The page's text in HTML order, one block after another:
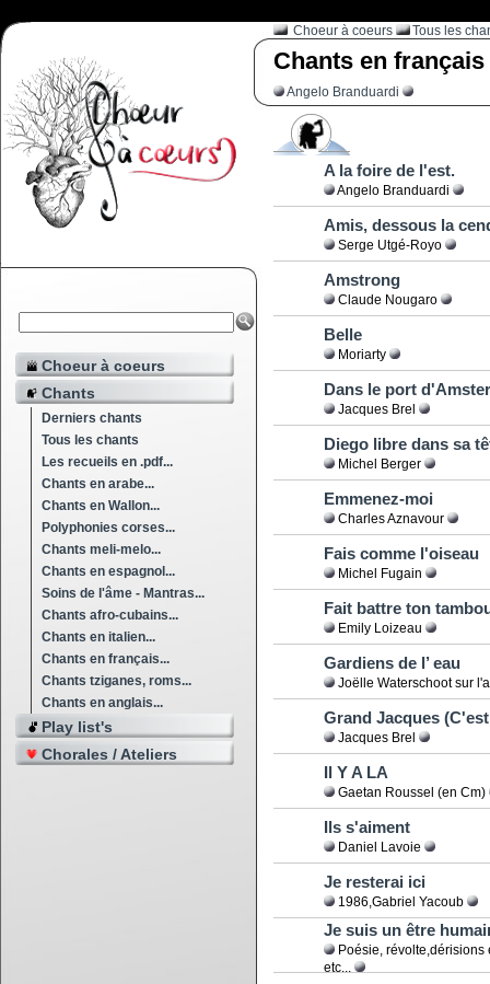
Choeur à coeurs
Chants
Derniers chants
Tous les chants
Les recueils en .pdf...
Chants en arabe...
Chants en Wallon...
Polyphonies corses...
Chants meli-melo...
Chants en espagnol...
Soins de l'âme - Mantras...
Chants afro-cubains...
Chants en italien...
Chants en français...
Chants tziganes, roms...
Chants en anglais...
Play list's
Chorales / Ateliers
Choeur à coeurs Tous les
Chants en français
Angelo Branduardi
A la foire de l'est.
Angelo Branduardi
Amis, dessous la
Serge Utgé-Royo
Amstrong
Claude Nougaro
Belle
Moriarty
Dans le port
Jacques Brel
Diego libre dans sa
Michel Berger
Emmenez-moi
Charles Aznavour
Fais comme l'oiseau
Michel Fugain
Fait battre ton
Emily Loizeau
Gardiens de l’ eau
Joëlle Waterschoot sur
Grand Jacques
Jacques Brel
Il Y A LA
Gaetan Roussel (en Cm)
Ils s'aiment
Daniel Lavoie
Je resterai ici
1986,Gabriel Yacoub
Je suis un être
Poésie,
etc...